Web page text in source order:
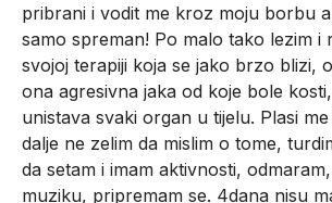
pribrani i vodit me kroz moju borbu
samo spreman! Po malo tako lezim i
svojoj terapiji koja se jako brzo blizi,
ona agresivna jaka od koje bole
unistava svaki organ u tijelu. Plasi
dalje ne zelim da mislim o tome,
da setam i imam aktivnosti,
muziku, pripremam se. 4dana nisu